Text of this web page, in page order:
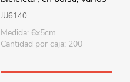
colores
JU6140
Medida: 6x5cm
Cantidad por caja: 200